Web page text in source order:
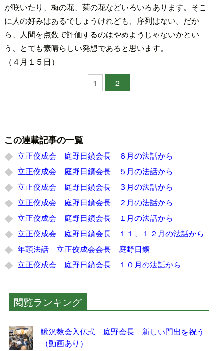
が咲いたり、梅の花、菊の花などいろいろあります。そこ
に人の好みはあるでしょうけれども、序列はない。だか
ら、人間を点数で評価するのはやめようじゃないかとい
う、とても素晴らしい発想であると思います。
（４月１５日）
1
2
この連載記事の一覧
立正佼成会 庭野日鑛会長 ６月の法話から
立正佼成会 庭野日鑛会長 ５月の法話から
立正佼成会 庭野日鑛会長 ３月の法話から
立正佼成会 庭野日鑛会長 ２月の法話から
立正佼成会 庭野日鑛会長 １月の法話から
立正佼成会 庭野日鑛会長 １１、１２月の法話から
年頭法話 立正佼成会会長 庭野日鑛
立正佼成会 庭野日鑛会長 １０月の法話から
閲覧ランキング
鰍沢教会入仏式 庭野会長 新しい門出を祝う
（動画あり）